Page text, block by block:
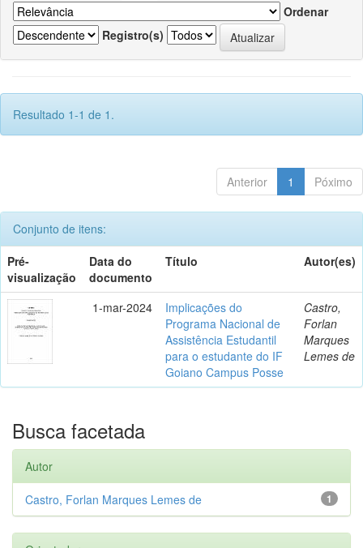
Ordenar
Registro(s)
Resultado 1-1 de 1.
Anterior 1 Póximo
Conjunto de itens:
Pré-
visualização
Data do
documento
Título Autor(es)
1-mar-2024
Implicações do
Programa Nacional de
Assistência Estudantil
para o estudante do IF
Goiano Campus Posse
Castro,
Forlan
Marques
Lemes de
Busca facetada
Autor
1
Castro, Forlan Marques Lemes de